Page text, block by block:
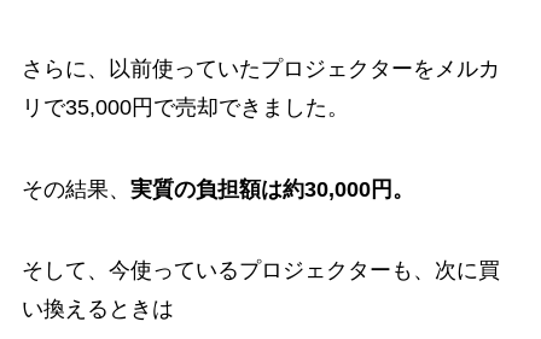
さらに、以前使っていたプロジェクターをメルカ
リで35,000円で売却できました。
その結果、 実質の負担額は約30,000円。
そして、今使っているプロジェクターも、次に買
い換えるときは